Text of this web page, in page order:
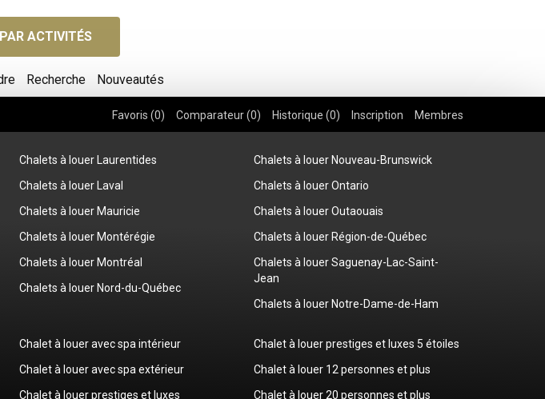
ACTIVITÉS
Recherche Nouveautés
Favoris (0) Comparateur (0) Historique (0) Inscription Membres
Chalets à louer Laurentides
Chalets à louer Laval
Chalets à louer Mauricie
Chalets à louer Montérégie
Chalets à louer Montréal
Chalets à louer Nord-du-Québec
Chalets à louer Nouveau-Brunswick
Chalets à louer Ontario
Chalets à louer Outaouais
Chalets à louer Région-de-Québec
Chalets à louer Saguenay-Lac-Saint-
Jean
Chalets à louer Notre-Dame-de-Ham
Chalet à louer avec spa intérieur
Chalet à louer avec spa extérieur
Chalet à louer prestiges et luxes
Chalet à louer prestiges et luxes 5 étoiles
Chalet à louer 12 personnes et plus
Chalet à louer 20 personnes et plus